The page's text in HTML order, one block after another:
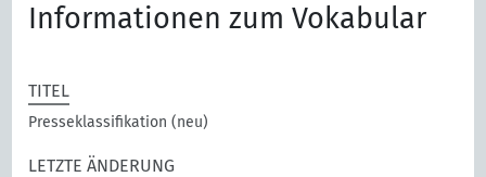
Informationen zum Vokabular
TITEL
Presseklassifikation (neu)
LETZTE ÄNDERUNG